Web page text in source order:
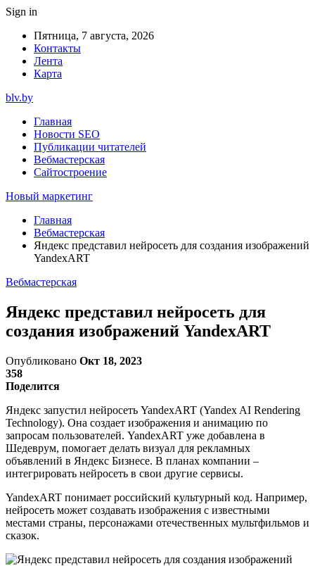
Sign in
Пятница, 7 августа, 2026
Контакты
Лента
Карта
blv.by
Главная
Новости SEO
Публикации читателей
Вебмастерская
Сайтостроение
Новый маркетинг
Главная
Вебмастерская
Яндекс представил нейросеть для создания изображений
YandexART
Вебмастерская
Яндекс представил нейросеть для
создания изображений YandexART
Опубликовано Окт 18, 2023
358
Поделится
Яндекс запустил нейросеть YandexART (Yandex AI Rendering
Technology). Она создает изображения и анимацию по
запросам пользователей. YandexART уже добавлена в
Шедеврум, помогает делать визуал для рекламных
объявлений в Яндекс Бизнесе. В планах компании –
интегрировать нейросеть в свои другие сервисы.
YandexART понимает российский культурный код. Например,
нейросеть может создавать изображения с известными
местами страны, персонажами отечественных мультфильмов и
сказок.